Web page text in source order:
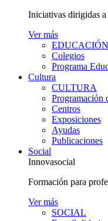
Iniciativas dirigidas
Ver más
EDUCACIÓN
Colegios
Programa
Cultura
CULTURA
Programación
Centros
Exposiciones
Ayudas
Publicaciones
Social
Innovasocial
Formación para
Ver más
SOCIAL